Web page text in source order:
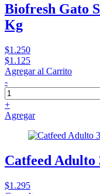
Biofresh Gato
Kg
$1.250
$1.125
Agregar al Carrito
-
+
Agregar
Catfeed Adulto
$1.295